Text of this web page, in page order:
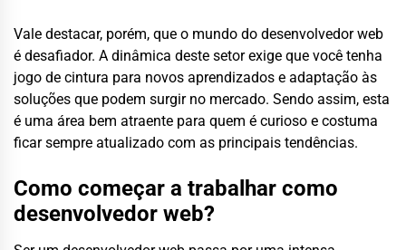
Vale destacar, porém, que o mundo do desenvolvedor web
é desafiador. A dinâmica deste setor exige que você tenha
jogo de cintura para novos aprendizados e adaptação às
soluções que podem surgir no mercado. Sendo assim, esta
é uma área bem atraente para quem é curioso e costuma
ficar sempre atualizado com as principais tendências.
Como começar a trabalhar como
desenvolvedor web?